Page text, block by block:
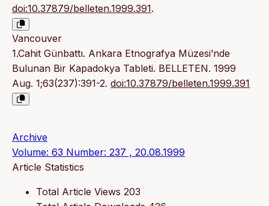
doi:10.37879/belleten.1999.391.
Vancouver
1.Cahit Günbattı. Ankara Etnografya Müzesi’nde
Bulunan Bir Kapadokya Tableti. BELLETEN. 1999
Aug. 1;63(237):391-2. doi:10.37879/belleten.1999.391
Archive
Volume: 63 Number: 237 , 20.08.1999
Article Statistics
Total Article Views 203